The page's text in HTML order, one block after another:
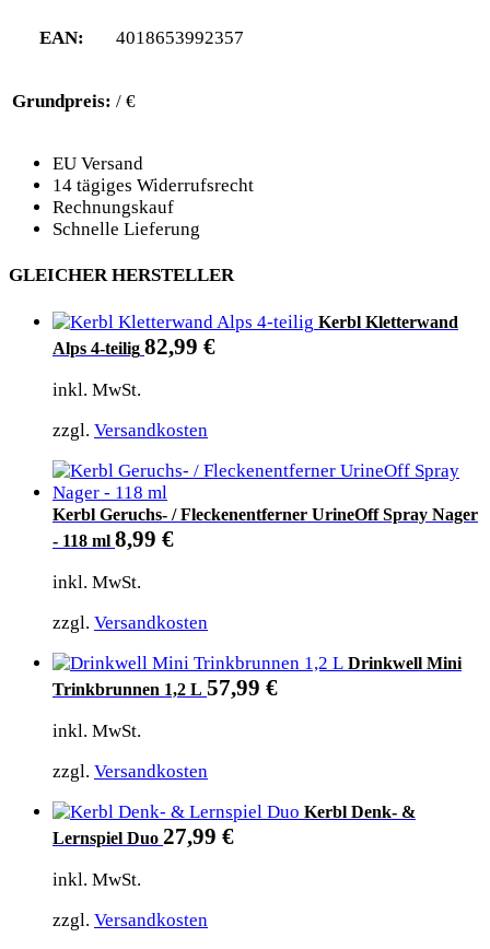
EAN: 4018653992357
Grundpreis: / €
EU Versand
14 tägiges Widerrufsrecht
Rechnungskauf
Schnelle Lieferung
GLEICHER HERSTELLER
Kerbl Kletterwand
Alps 4-teilig 82,99 €
inkl. MwSt.
zzgl. Versandkosten
Kerbl Geruchs- / Fleckenentferner UrineOff Spray Nager
- 118 ml 8,99 €
inkl. MwSt.
zzgl. Versandkosten
Drinkwell Mini
Trinkbrunnen 1,2 L 57,99 €
inkl. MwSt.
zzgl. Versandkosten
Kerbl Denk- &
Lernspiel Duo 27,99 €
inkl. MwSt.
zzgl. Versandkosten